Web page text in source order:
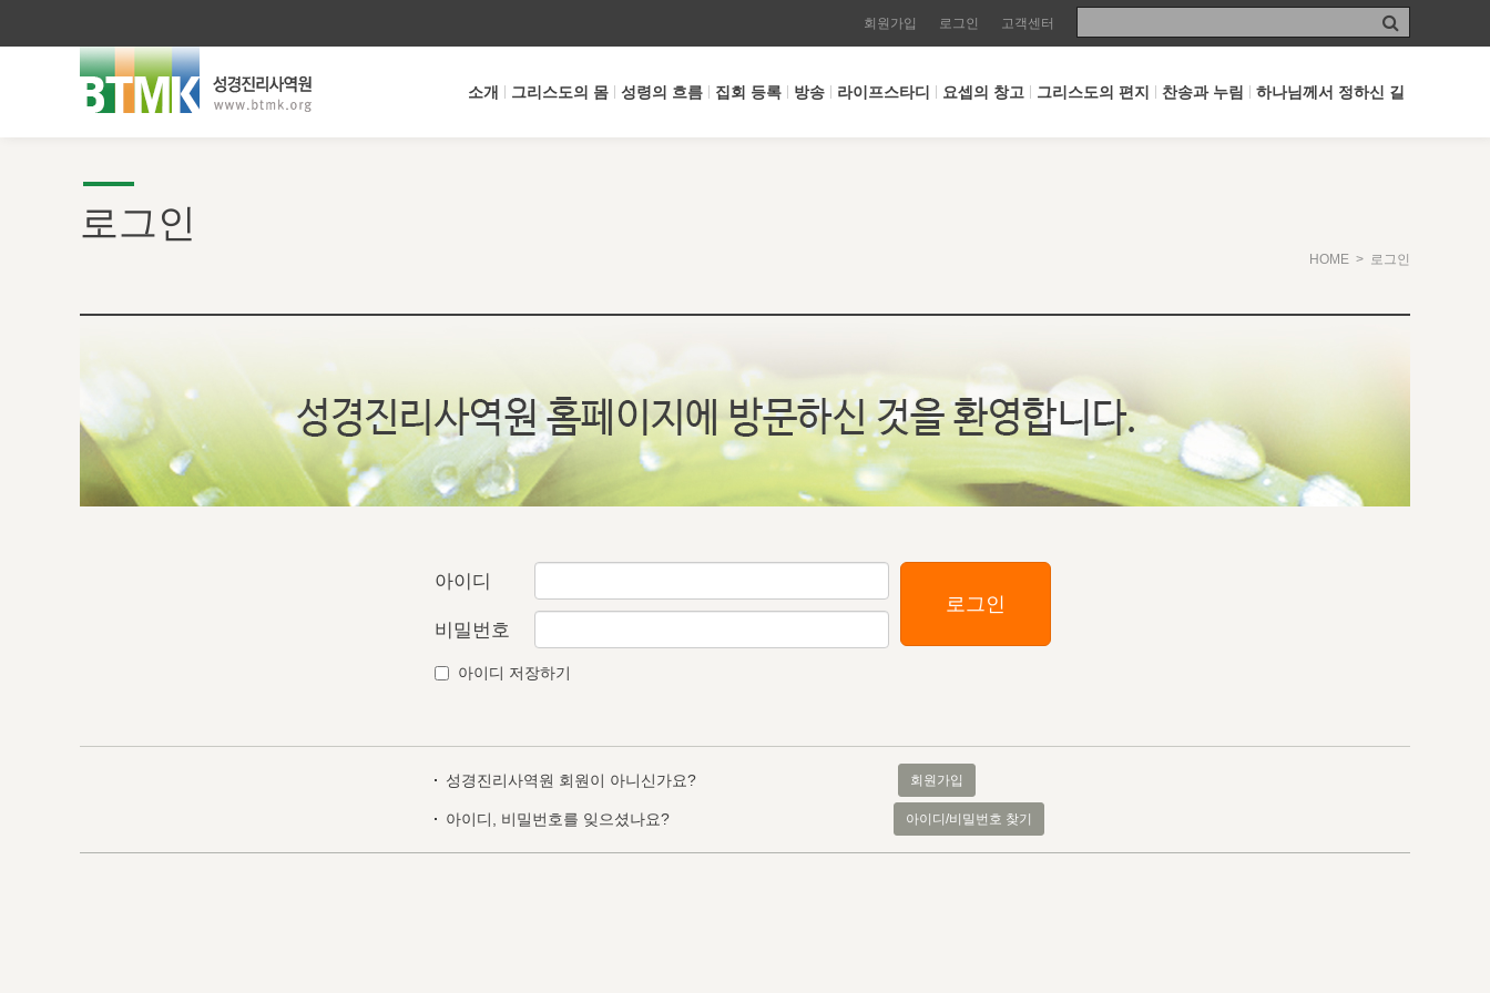
회원가입 로그인 고객센터
소개 그리스도의 몸 성령의 흐름 집회 등록 방송 라이프스타디 요셉의 창고 그리스도의 편지 찬송과 누림 하나님께서 정하신 길
로그인
HOME > 로그인
아이디
비밀번호
로그인
아이디 저장하기
성경진리사역원 회원이 아니신가요? 회원가입
아이디, 비밀번호를 잊으셨나요? 아이디/비밀번호 찾기